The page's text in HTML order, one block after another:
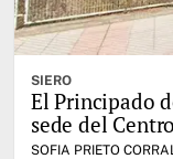
SIERO
El Principado
sede del
SOFIA PRIETO